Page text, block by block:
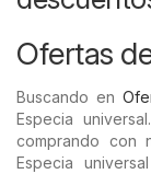
Ofertas
Buscando en
Especia
comprando con
Especia